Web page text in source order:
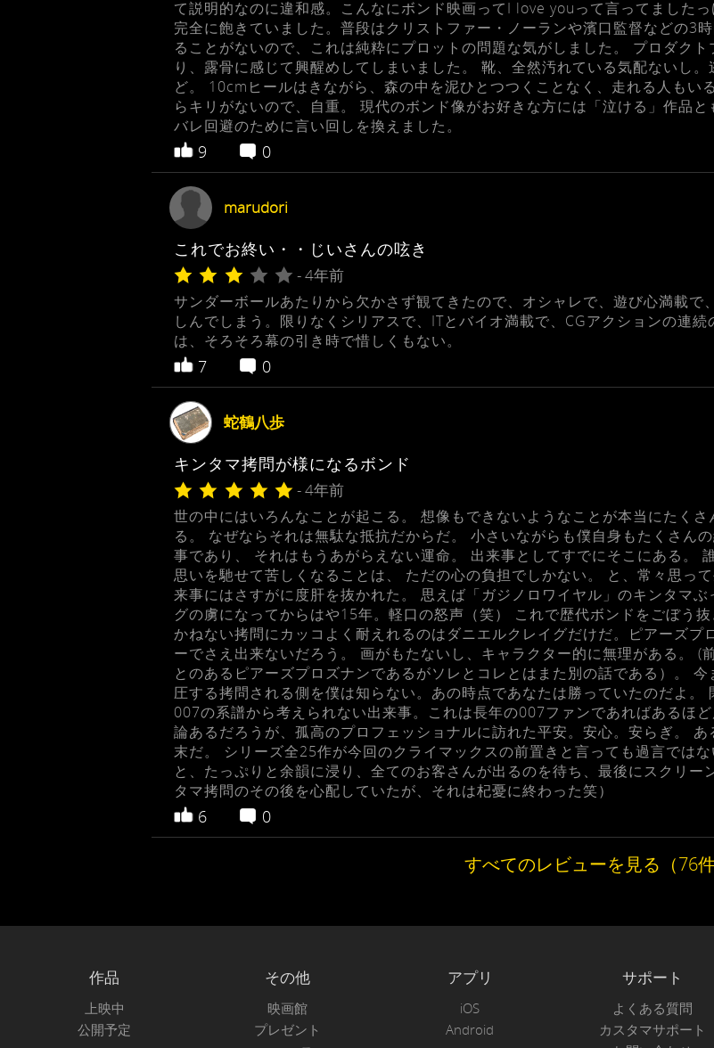
て説明的なのに違和感。こんなにボンド映画ってI love youって言ってました
完全に飽きていました。普段はクリストファー・ノーランや濱口監督などの3
ることがないので、これは純粋にプロットの問題な気がしました。 プロダク
り、露骨に感じて興醒めしてしまいました。 靴、全然汚れている気配ないし
ど。 10cmヒールはきながら、森の中を泥ひとつつくことなく、走れる人もい
らキリがないので、自重。 現代のボンド像がお好きな方には「泣ける」作品
バレ回避のために言い回しを換えました。
9 0
marudori
これでお終い・・じいさんの呟き
- 4年前
サンダーボールあたりから欠かさず観てきたので、オシャレで、遊び心満載
しんでしまう。限りなくシリアスで、ITとバイオ満載で、CGアクションの連
は、そろそろ幕の引き時で惜しくもない。
7 0
蛇鶴八歩
キンタマ拷問が様になるボンド
- 4年前
世の中にはいろんなことが起こる。 想像もできないようなことが本当にたく
る。 なぜならそれは無駄な抵抗だからだ。 小さいながらも僕自身もたくさん
事であり、 それはもうあがらえない運命。 出来事としてすでにそこにある。
思いを馳せて苦しくなることは、 ただの心の負担でしかない。 と、常々思っ
来事にはさすがに度肝を抜かれた。 思えば「ガジノロワイヤル」のキンタマ
グの虜になってからはや15年。軽口の怒声（笑） これで歴代ボンドをごぼう
かねない拷問にカッコよく耐えれるのはダニエルクレイグだけだ。ピアーズプ
ーでさえ出来ないだろう。 画がもたないし、キャラクター的に無理がある。 (
とのあるピアーズプロズナンであるがソレとコレとはまた別の話である）。
圧する拷問される側を僕は知らない。あの時点であなたは勝っていたのだよ
007の系譜から考えられない出来事。これは長年の007ファンであればあるほ
論あるだろうが、孤高のプロフェッショナルに訪れた平安。安心。安らぎ。
末だ。 シリーズ全25作が今回のクライマックスの前置きと言っても過言では
と、たっぷりと余韻に浸り、全てのお客さんが出るのを待ち、最後にスクリ
タマ拷問のその後を心配していたが、それは杞憂に終わった笑）
6 0
すべてのレビューを見る（76件
作品
上映中
公開予定
その他
映画館
プレゼント
アプリ
iOS
Android
サポート
よくある質問
カスタマサポート